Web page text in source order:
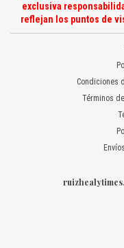
exclusiva
reflejan los puntos de
Condiciones
Términos